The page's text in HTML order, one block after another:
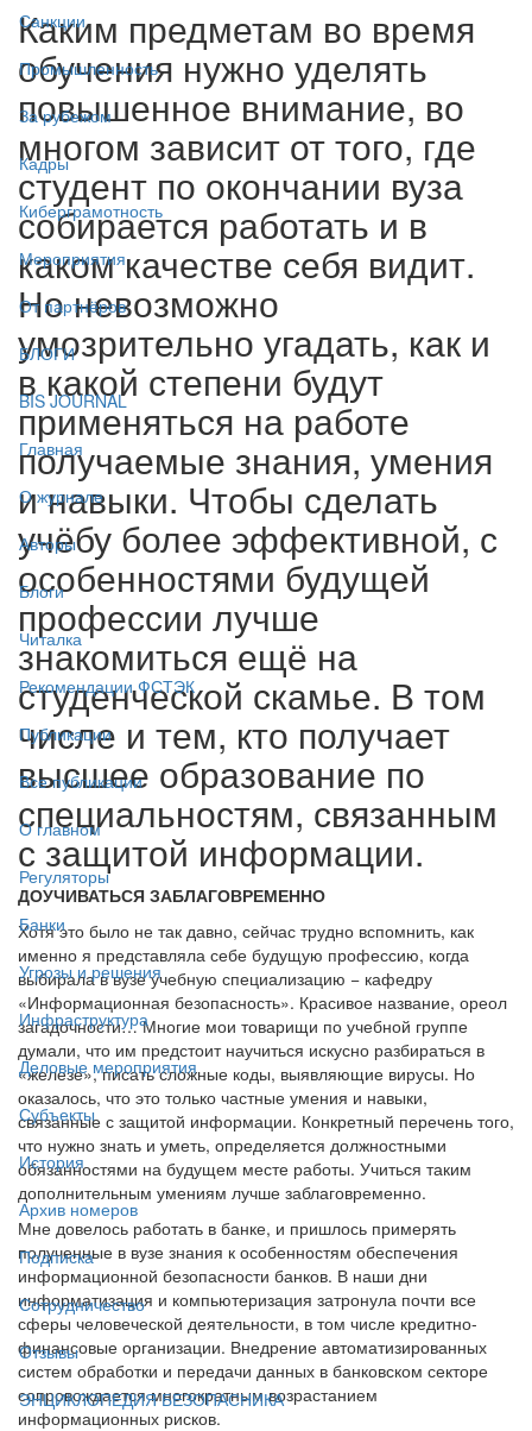
Санкции
Промышленность
За рубежом
Кадры
Киберграмотность
Мероприятия
От партнёров
БЛОГИ
BIS JOURNAL
Главная
О журнале
Авторы
Блоги
Читалка
Рекомендации ФСТЭК
Публикации
Все публикации
О главном
Регуляторы
Банки
Угрозы и решения
Инфраструктура
Деловые мероприятия
Субъекты
История
Архив номеров
Подписка
Сотрудничество
Отзывы
ЭНЦИКЛОПЕДИЯ БЕЗОПАСНИКА
Каким предметам во время
обучения нужно уделять
повышенное внимание, во
многом зависит от того, где
студент по окончании вуза
собирается работать и в
каком качестве себя видит.
Но невозможно
умозрительно угадать, как и
в какой степени будут
применяться на работе
получаемые знания, умения
и навыки. Чтобы сделать
учёбу более эффективной, с
особенностями будущей
профессии лучше
знакомиться ещё на
студенческой скамье. В том
числе и тем, кто получает
высшее образование по
специальностям, связанным
с защитой информации.
ДОУЧИВАТЬСЯ ЗАБЛАГОВРЕМЕННО
Хотя это было не так давно, сейчас трудно вспомнить, как
именно я представляла себе будущую профессию, когда
выбирала в вузе учебную специализацию − кафедру
«Информационная безопасность». Красивое название, ореол
загадочности… Многие мои товарищи по учебной группе
думали, что им предстоит научиться искусно разбираться в
«железе», писать сложные коды, выявляющие вирусы. Но
оказалось, что это только частные умения и навыки,
связанные с защитой информации. Конкретный перечень того,
что нужно знать и уметь, определяется должностными
обязанностями на будущем месте работы. Учиться таким
дополнительным умениям лучше заблаговременно.
Мне довелось работать в банке, и пришлось примерять
полученные в вузе знания к особенностям обеспечения
информационной безопасности банков. В наши дни
информатизация и компьютеризация затронула почти все
сферы человеческой деятельности, в том числе кредитно-
финансовые организации. Внедрение автоматизированных
систем обработки и передачи данных в банковском секторе
сопровождается многократным возрастанием
информационных рисков.